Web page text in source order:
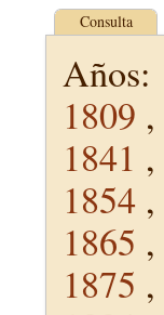
Consulta
Años:
1809 ,
1841 ,
1854 ,
1865 ,
1875 ,